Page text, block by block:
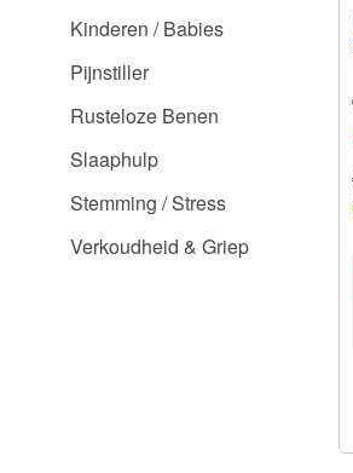
toegankelijkheidsmenu
Kinderen / Babies
Pijnstiller
Rusteloze Benen
Slaaphulp
Stemming / Stress
Verkoudheid & Griep